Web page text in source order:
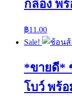
กล่อง พ
฿11.00
Sale!
*ขายดี*
โบว์ พร้